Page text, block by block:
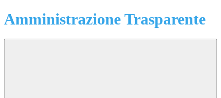
Amministrazione Trasparente